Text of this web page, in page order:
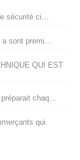
sécurité ci…
sont premi…
QUI EST
chaq…
qui